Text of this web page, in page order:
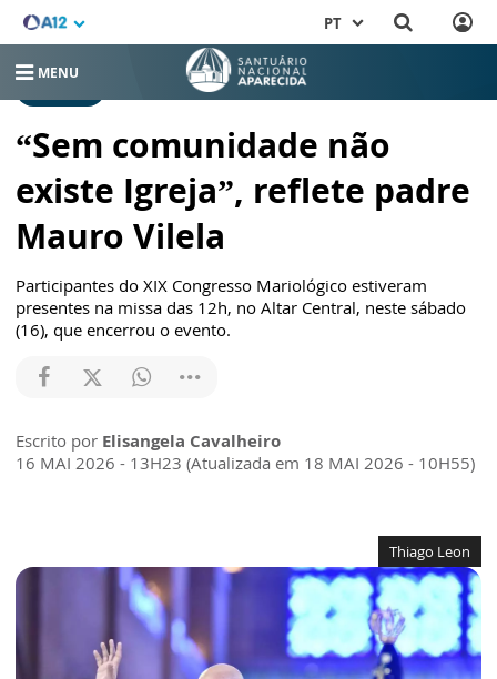
PT
MENU
“Sem comunidade não
existe Igreja”, reflete padre
Mauro Vilela
Participantes do XIX Congresso Mariológico estiveram
presentes na missa das 12h, no Altar Central, neste sábado
(16), que encerrou o evento.
Escrito por Elisangela Cavalheiro
16 MAI 2026 - 13H23 (Atualizada em 18 MAI 2026 - 10H55)
Thiago Leon